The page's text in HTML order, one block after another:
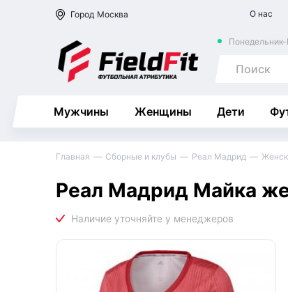
Город Москва О нас
Мужчины Женщины Дети
Главная Сборные и клубы Реал Мадрид
Реал Мадрид Майка